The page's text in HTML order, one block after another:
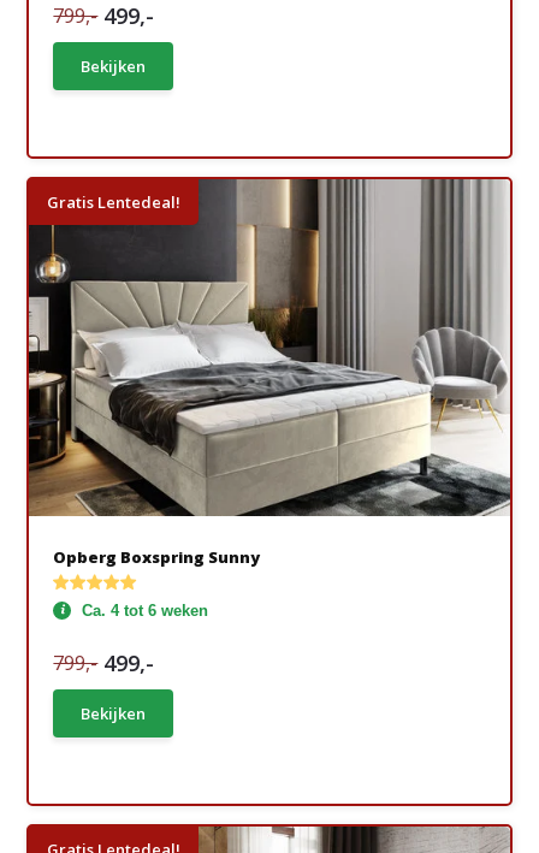
799,- 499,-
Bekijken
Gratis Lentedeal!
Opberg Boxspring Sunny
Ca. 4 tot 6 weken
799,- 499,-
Bekijken